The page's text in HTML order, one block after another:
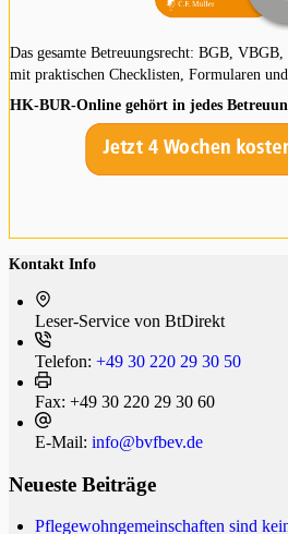
Das gesamte Betreuungsrecht: BGB,
mit praktischen Checklisten, Formularen
HK-BUR-Online gehört in jedes
Kontakt Info
Leser-Service von BtDi­rekt
Telefon: +49 30 220 29 30 50
Fax: +49 30 220 29 30 60
E-Mail: info@bvfbev.de
Neueste Beiträge
Pflegewohngemeinschaften sind